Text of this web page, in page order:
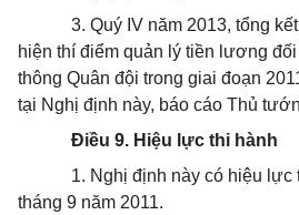
3. Quý IV năm 2013, tổng
hiện thí điểm quản lý tiền lương
thông Quân đội trong giai đoạn
tại Nghị định này, báo cáo Thủ
Điều 9. Hiệu lực thi hành
1. Nghị định này có hiệu lực
tháng 9 năm 2011.